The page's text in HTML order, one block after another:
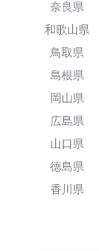
奈良県
和歌山県
鳥取県
島根県
岡山県
広島県
山口県
徳島県
香川県